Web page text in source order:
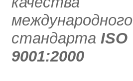
международного
стандарта ISO
9001:2000